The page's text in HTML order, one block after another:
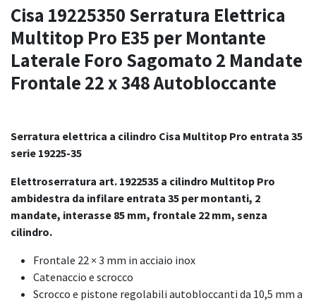
Cisa 19225350 Serratura Elettrica
Multitop Pro E35 per Montante
Laterale Foro Sagomato 2 Mandate
Frontale 22 x 348 Autobloccante
Serratura elettrica a cilindro Cisa Multitop Pro entrata 35
serie 19225-35
Elettroserratura art. 1922535 a cilindro Multitop Pro
ambidestra da infilare entrata 35 per montanti, 2
mandate, interasse 85 mm, frontale 22 mm, senza
cilindro.
Frontale 22 × 3 mm in acciaio inox
Catenaccio e scrocco
Scrocco e pistone regolabili autobloccanti da 10,5 mm a